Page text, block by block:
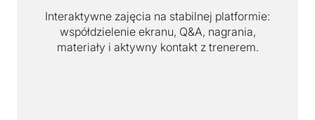
Interaktywne zajęcia na stabilnej platformie:
współdzielenie ekranu, Q&A, nagrania,
materiały i aktywny kontakt z trenerem.